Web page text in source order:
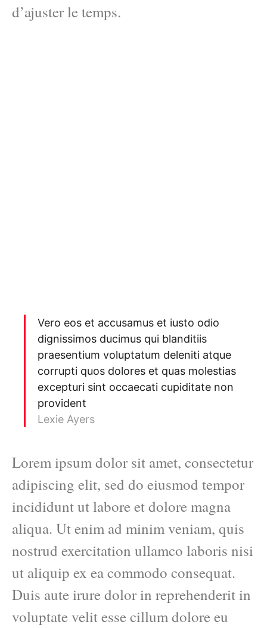
d’ajuster le temps.
Vero eos et accusamus et iusto odio
dignissimos ducimus qui blanditiis
praesentium voluptatum deleniti atque
corrupti quos dolores et quas molestias
excepturi sint occaecati cupiditate non
provident
Lexie Ayers
Lorem ipsum dolor sit amet, consectetur
adipiscing elit, sed do eiusmod tempor
incididunt ut labore et dolore magna
aliqua. Ut enim ad minim veniam, quis
nostrud exercitation ullamco laboris nisi
ut aliquip ex ea commodo consequat.
Duis aute irure dolor in reprehenderit in
voluptate velit esse cillum dolore eu